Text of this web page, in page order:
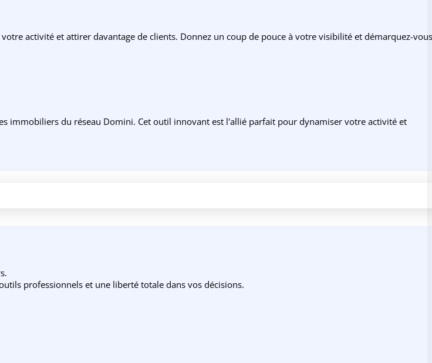
activité et attirer davantage de clients. Donnez un coup de pouce à votre visibilité et démarquez-vous
immobiliers du réseau Domini. Cet outil innovant est l'allié parfait pour dynamiser votre activité et
professionnels et une liberté totale dans vos décisions.